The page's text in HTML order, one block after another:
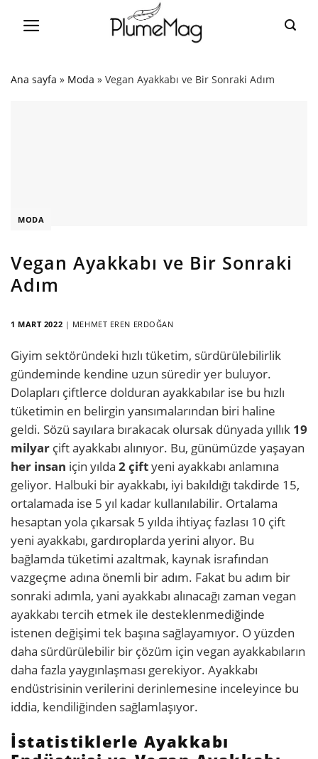
Ana sayfa » Moda » Vegan Ayakkabı ve Bir Sonraki Adım
MODA
Vegan Ayakkabı ve Bir Sonraki
Adım
1 MART 2022 | MEHMET EREN ERDOĞAN
Giyim sektöründeki hızlı tüketim, sürdürülebilirlik
gündeminde kendine uzun süredir yer buluyor.
Dolapları çiftlerce dolduran ayakkabılar ise bu hızlı
tüketimin en belirgin yansımalarından biri haline
geldi. Sözü sayılara bırakacak olursak dünyada yıllık 19
milyar çift ayakkabı alınıyor. Bu, günümüzde yaşayan
her insan için yılda 2 çiftyeni ayakkabı anlamına
geliyor. Halbuki bir ayakkabı, iyi bakıldığı takdirde 15,
ortalamada ise 5 yıl kadar kullanılabilir. Ortalama
hesaptan yola çıkarsak 5 yılda ihtiyaç fazlası 10 çift
yeni ayakkabı, gardıroplarda yerini alıyor. Bu
bağlamda tüketimi azaltmak, kaynak israfından
vazgeçme adına önemli bir adım. Fakat bu adım bir
sonraki adımla, yani ayakkabı alınacağı zaman vegan
ayakkabı tercih etmek ile desteklenmediğinde
istenen değişimi tek başına sağlayamıyor. O yüzden
daha sürdürülebilir bir çözüm için vegan ayakkabıların
daha fazla yaygınlaşması gerekiyor. Ayakkabı
endüstrisinin verilerini derinlemesine inceleyince bu
iddia, kendiliğinden sağlamlaşıyor.
İstatistiklerle Ayakkabı